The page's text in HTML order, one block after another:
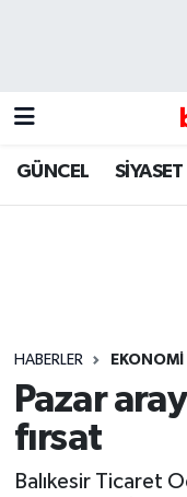
GÜNCEL SİYASET
HABERLER EKONOMİ
Pazar
fırsat
Balıkesir Ticaret